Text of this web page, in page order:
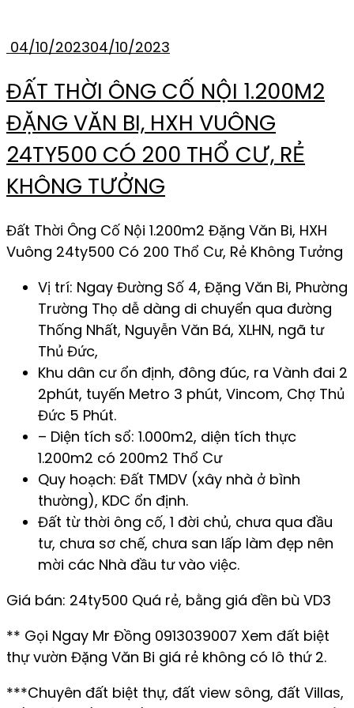
04/10/202304/10/2023
ĐẤT THỜI ÔNG CỐ NỘI 1.200M2
ĐẶNG VĂN BI, HXH VUÔNG
24TY500 CÓ 200 THỔ CƯ, RẺ
KHÔNG TƯỞNG
Đất Thời Ông Cố Nội 1.200m2 Đặng Văn Bi, HXH
Vuông 24ty500 Có 200 Thổ Cư, Rẻ Không Tưởng
Vị trí: Ngay Đường Số 4, Đặng Văn Bi, Phường
Trường Thọ dễ dàng di chuyển qua đường
Thống Nhất, Nguyễn Văn Bá, XLHN, ngã tư
Thủ Đức,
Khu dân cư ổn định, đông đúc, ra Vành đai 2
2phút, tuyến Metro 3 phút, Vincom, Chợ Thủ
Đức 5 Phút.
– Diện tích sổ: 1.000m2, diện tích thực
1.200m2 có 200m2 Thổ Cư
Quy hoạch: Đất TMDV (xây nhà ở bình
thường), KDC ổn định.
Đất từ thời ông cố, 1 đời chủ, chưa qua đầu
tư, chưa sơ chế, chưa san lấp làm đẹp nên
mời các Nhà đầu tư vào việc.
Giá bán: 24ty500 Quá rẻ, bằng giá đền bù VD3
** Gọi Ngay Mr Đồng 0913039007 Xem đất biệt
thự vườn Đặng Văn Bi giá rẻ không có lô thứ 2.
***Chuyên đất biệt thự, đất view sông, đất Villas,